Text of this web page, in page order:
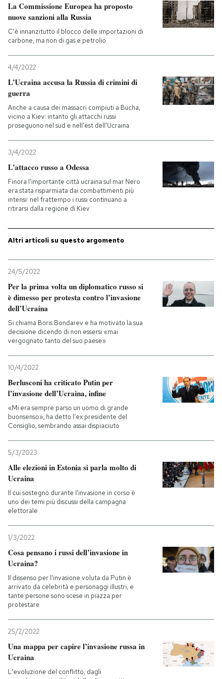
La Commissione Europea ha proposto
nuove sanzioni alla Russia
C'è innanzitutto il blocco delle importazioni di
carbone, ma non di gas e petrolio
4/4/2022
L’Ucraina accusa la Russia di crimini di
guerra
Anche a causa dei massacri compiuti a Bucha,
vicino a Kiev: intanto gli attacchi russi
proseguono nel sud e nell'est dell'Ucraina
3/4/2022
L’attacco russo a Odessa
Finora l'importante città ucraina sul mar Nero
era stata risparmiata dai combattimenti più
intensi: nel frattempo i russi continuano a
ritirarsi dalla regione di Kiev
Altri articoli su questo argomento
24/5/2022
Per la prima volta un diplomatico russo si
è dimesso per protesta contro l’invasione
dell’Ucraina
Si chiama Boris Bondarev e ha motivato la sua
decisione dicendo di non essersi «mai
vergognato tanto del suo paese»
10/4/2022
Berlusconi ha criticato Putin per
l’invasione dell’Ucraina, infine
«Mi era sempre parso un uomo di grande
buonsenso», ha detto l'ex presidente del
Consiglio, sembrando assai dispiaciuto
5/3/2023
Alle elezioni in Estonia si parla molto di
Ucraina
Il cui sostegno durante l'invasione in corso è
uno dei temi più discussi della campagna
elettorale
1/3/2022
Cosa pensano i russi dell’invasione in
Ucraina?
Il dissenso per l'invasione voluta da Putin è
arrivato da celebrità e personaggi illustri, e
tante persone sono scese in piazza per
protestare
25/2/2022
Una mappa per capire l’invasione russa in
Ucraina
L'evoluzione del conflitto, dagli